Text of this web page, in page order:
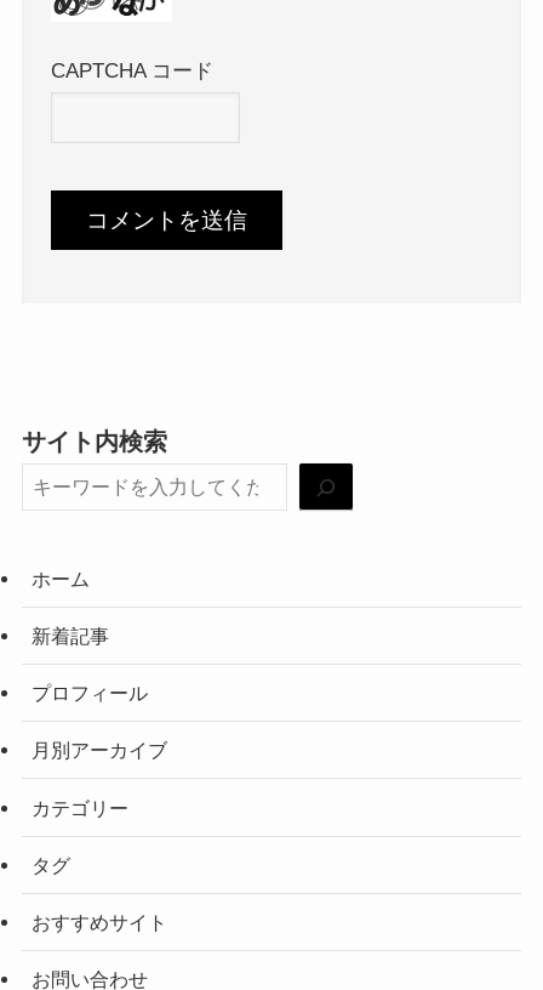
CAPTCHA コード
サイト内検索
ホーム
新着記事
プロフィール
月別アーカイブ
カテゴリー
タグ
おすすめサイト
お問い合わせ